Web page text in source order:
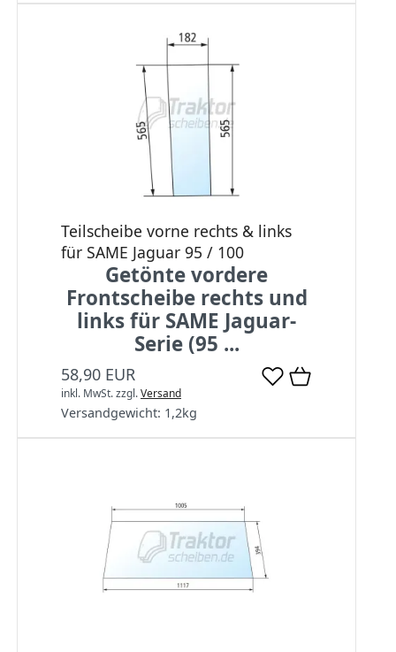
Teilscheibe vorne rechts & links
für SAME Jaguar 95 / 100
Getönte vordere
Frontscheibe rechts und
links für SAME Jaguar-
Serie (95 ...
58,90 EUR
inkl. MwSt.zzgl.Versand
Versandgewicht: 1,2kg